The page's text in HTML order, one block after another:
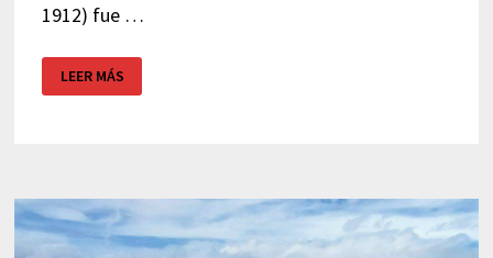
1912) fue …
TORRABADELLA
–
LEER MÁS